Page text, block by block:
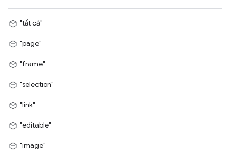
"tất cả"
"page"
"frame"
"selection"
"link"
"editable"
"image"